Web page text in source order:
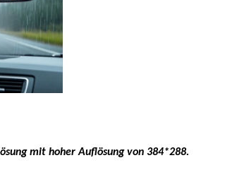
mit hoher Auflösung von 384*288.